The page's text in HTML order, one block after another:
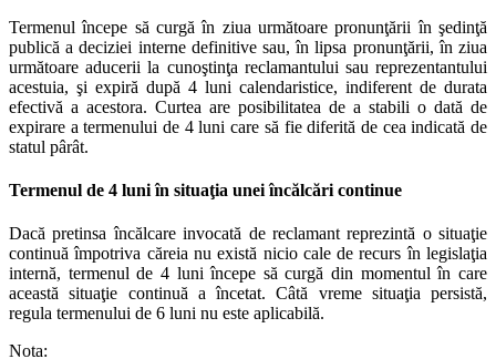
Termenul începe să curgă în ziua următoare pronunţării în şedinţă
publică a deciziei interne definitive sau, în lipsa pronunţării, în ziua
următoare aducerii la cunoştinţa reclamantului sau reprezentantului
acestuia, şi expiră după 4 luni calendaristice, indiferent de durata
efectivă a acestora. Curtea are posibilitatea de a stabili o dată de
expirare a termenului de 4 luni care să fie diferită de cea indicată de
statul pârât.
Termenul de 4 luni în situaţia unei încălcări continue
Dacă pretinsa încălcare invocată de reclamant reprezintă o situaţie
continuă împotriva căreia nu există nicio cale de recurs în legislaţia
internă, termenul de 4 luni începe să curgă din momentul în care
această situaţie continuă a încetat. Câtă vreme situaţia persistă,
regula termenului de 6 luni nu este aplicabilă.
Nota: